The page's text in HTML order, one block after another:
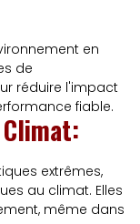
en
de
réduire l'impact
fiable.
extrêmes,
au climat. Elles
même dans